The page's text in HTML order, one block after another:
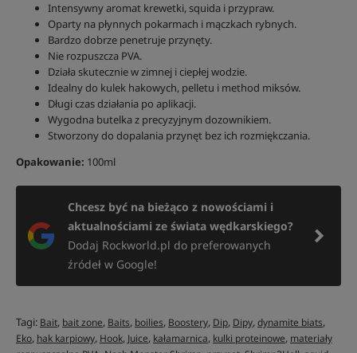
Intensywny aromat krewetki, squida i przypraw.
Oparty na płynnych pokarmach i mączkach rybnych.
Bardzo dobrze penetruje przynęty.
Nie rozpuszcza PVA.
Działa skutecznie w zimnej i ciepłej wodzie.
Idealny do kulek hakowych, pelletu i method miksów.
Długi czas działania po aplikacji.
Wygodna butelka z precyzyjnym dozownikiem.
Stworzony do dopalania przynęt bez ich rozmiękczania.
Opakowanie: 100ml
Chcesz być na bieżąco z nowościami i
aktualnościami ze świata wędkarskiego?
Dodaj Rockworld.pl do preferowanych
źródeł w Google!
Tagi: Bait, bait zone, Baits, boilies, Boostery, Dip, Dipy,dynamite biats,
Eko, hak karpiowy, Hook, Juice, kałamarnica, kulki proteinowe, materiały